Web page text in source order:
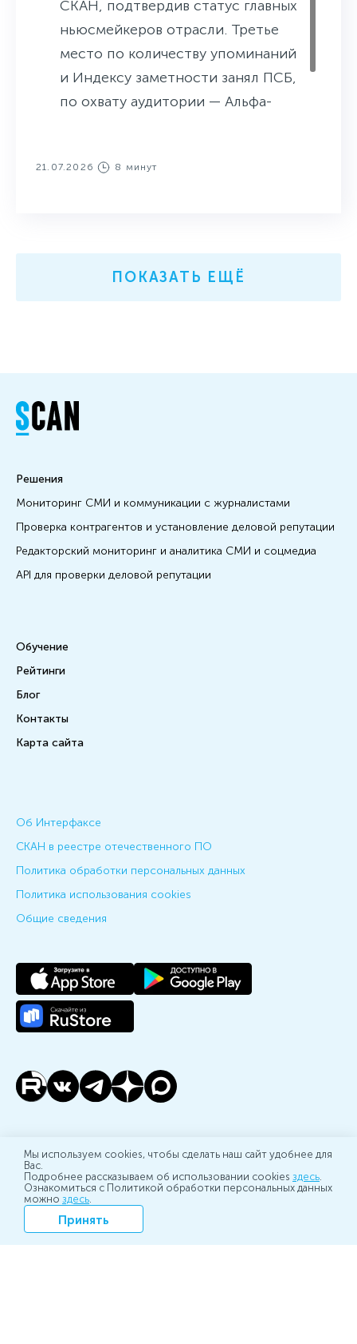
СКАН, подтвердив статус главных
ньюсмейкеров отрасли. Третье
место по количеству упоминаний
и Индексу заметности занял ПСБ,
по охвату аудитории — Альфа-
21.07.2026 8 минут
ПОКАЗАТЬ ЕЩЁ
Решения
Мониторинг СМИ и коммуникации с журналистами
Проверка контрагентов и установление деловой репутации
Редакторский мониторинг и аналитика СМИ и соцмедиа
API для проверки деловой репутации
Обучение
Рейтинги
Блог
Контакты
Карта сайта
Об Интерфаксе
СКАН в реестре отечественного ПО
Политика обработки персональных данных
Политика использования cookies
Общие сведения
Контакты редакции
1-я Тверская-Ямская ул.,2,
Москва, 127006
Телефон:+7 (495) 648-32-69
E-mail:
scan-sales@interfax.ru
Мы используем cookies, чтобы сделать наш сайт удобнее для
Вас.
Подробнее рассказываем об использовании cookies здесь.
Ознакомиться с Политикой обработки персональных данных
можно здесь.
Принять